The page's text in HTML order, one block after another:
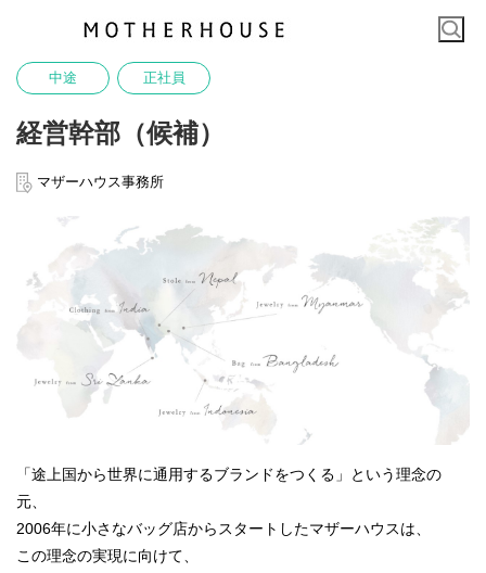
中途 正社員
経営幹部（候補）
マザーハウス事務所
「途上国から世界に通用するブランドをつくる」という理念の
元、
2006年に小さなバッグ店からスタートしたマザーハウスは、
この理念の実現に向けて、